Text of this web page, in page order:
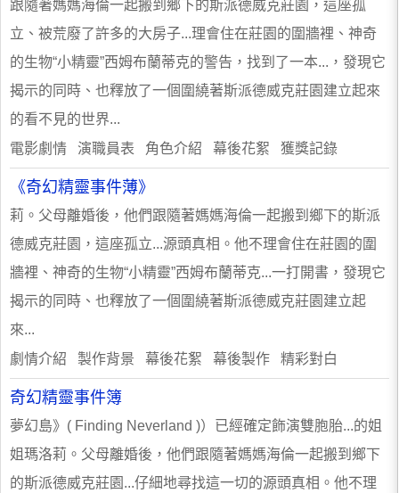
跟隨著媽媽海倫一起搬到鄉下的斯派德威克莊園，這座孤
立、被荒廢了許多的大房子...理會住在莊園的圍牆裡、神奇
的生物“小精靈”西姆布蘭蒂克的警告，找到了一本...，發現它
揭示的同時、也釋放了一個圍繞著斯派德威克莊園建立起來
的看不見的世界...
電影劇情 演職員表 角色介紹 幕後花絮 獲獎記錄
《奇幻精靈事件薄》
莉。父母離婚後，他們跟隨著媽媽海倫一起搬到鄉下的斯派
德威克莊園，這座孤立...源頭真相。他不理會住在莊園的圍
牆裡、神奇的生物“小精靈”西姆布蘭蒂克...一打開書，發現它
揭示的同時、也釋放了一個圍繞著斯派德威克莊園建立起
來...
劇情介紹 製作背景 幕後花絮 幕後製作 精彩對白
奇幻精靈事件簿
夢幻島》( Finding Neverland )）已經確定飾演雙胞胎...的姐
姐瑪洛莉。父母離婚後，他們跟隨著媽媽海倫一起搬到鄉下
的斯派德威克莊園...仔細地尋找這一切的源頭真相。他不理